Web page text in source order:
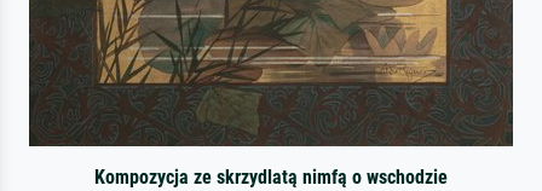
Kompozycja ze skrzydlatą nimfą o wschodzie